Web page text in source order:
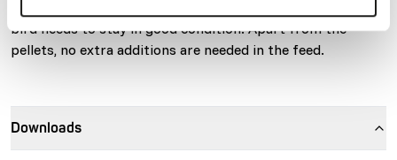
bird needs to stay in good condition. Apart from the
pellets, no extra additions are needed in the feed.
Downloads